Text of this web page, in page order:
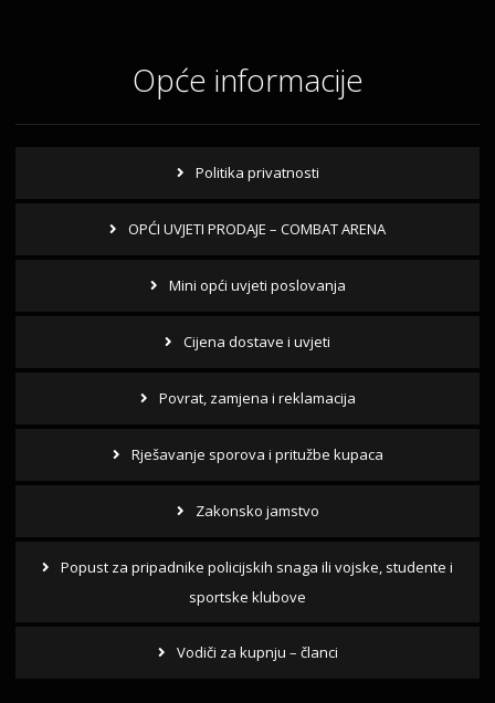
Opće informacije
Politika privatnosti
OPĆI UVJETI PRODAJE – COMBAT ARENA
Mini opći uvjeti poslovanja
Cijena dostave i uvjeti
Povrat, zamjena i reklamacija
Rješavanje sporova i pritužbe kupaca
Zakonsko jamstvo
Popust za pripadnike policijskih snaga ili vojske, studente i
sportske klubove
Vodiči za kupnju – članci